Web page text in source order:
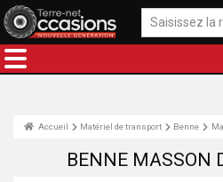
Accueil Matériel de transport Benne
BENNE MASSON